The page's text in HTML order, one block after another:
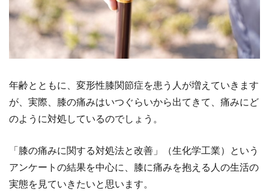
年齢とともに、変形性膝関節症を患う人が増えていきます
が、実際、膝の痛みはいつぐらいから出てきて、痛みにど
のように対処しているのでしょう。
「膝の痛みに関する対処法と改善」（生化学工業）という
アンケートの結果を中心に、膝に痛みを抱える人の生活の
実態を見ていきたいと思います。